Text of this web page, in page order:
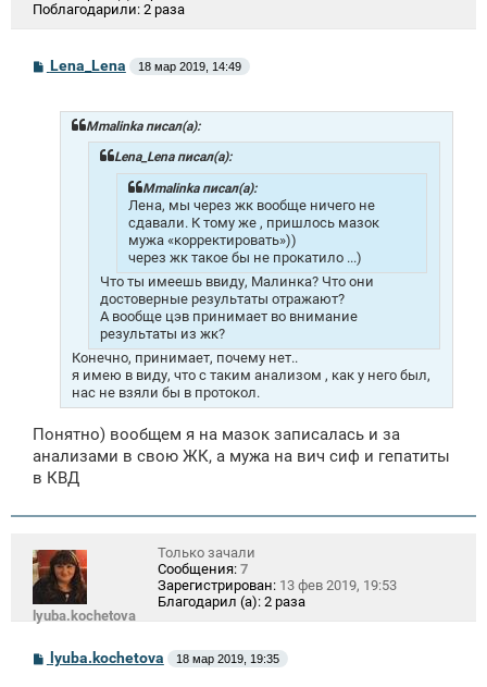
Поблагодарили: 2 раза
С
о
Lena_Lena 18 мар 2019, 14:49
Mmalinka писал(а):
Lena_Lena писал(а):
Mmalinka писал(а):
Лена, мы через жк вообще ничего не
сдавали. К тому же , пришлось мазок
мужа «корректировать»))
через жк такое бы не прокатило ...)
Что ты имеешь ввиду, Малинка? Что они
достоверные результаты отражают?
А вообще цэв принимает во внимание
результаты из жк?
Конечно, принимает, почему нет..
я имею в виду, что с таким анализом , как у него был,
нас не взяли бы в протокол.
Понятно) вообщем я на мазок записалась и за
анализами в свою ЖК, а мужа на вич сиф и гепатиты
в КВД
lyuba.kochetova
Только зачали
Сообщения: 7
Зарегистрирован: 13 фев 2019, 19:53
Благодарил (а): 2 раза
Сlyuba.kochetova 18 мар 2019, 19:35